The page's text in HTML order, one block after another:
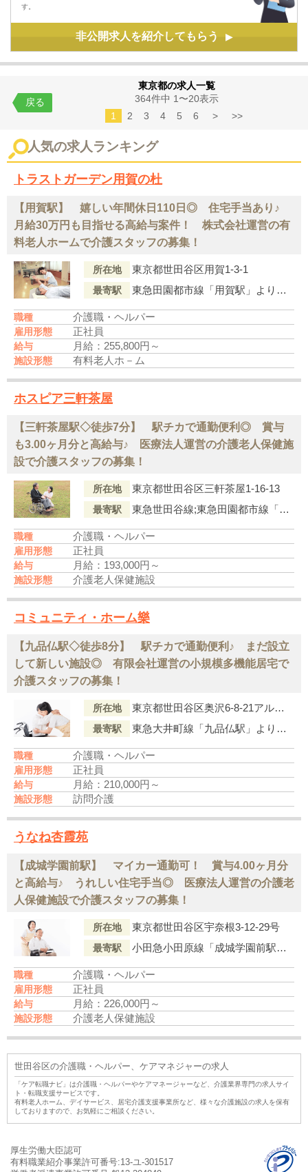
す。
非公開求人を紹介してもらう ▶
東京都の求人一覧
364件中 1〜20表示
1
2 3 4 5 6 > >>
戻る
人気の求人ランキング
トラストガーデン用賀の杜
【用賀駅】 嬉しい年間休日110日◎ 住宅手当あり♪
月給30万円も目指せる高給与案件！ 株式会社運営の有
料老人ホームで介護スタッフの募集！
所在地 東京都世田谷区用賀1-3-1
最寄駅 東急田園都市線「用賀駅」より徒歩14分
職種 介護職・ヘルパー
雇用形態 正社員
給与 月給：255,800円～
施設形態 有料老人ホ－ム
ホスピア三軒茶屋
【三軒茶屋駅◇徒歩7分】 駅チカで通勤便利◎ 賞与
も3.00ヶ月分と高給与♪ 医療法人運営の介護老人保健施
設で介護スタッフの募集！
所在地 東京都世田谷区三軒茶屋1-16-13
最寄駅 東急世田谷線;東急田園都市線「三軒茶屋駅」より徒歩7分
職種 介護職・ヘルパー
雇用形態 正社員
給与 月給：193,000円～
施設形態 介護老人保健施設
コミュニティ・ホーム樂
【九品仏駅◇徒歩8分】 駅チカで通勤便利♪ まだ設立
して新しい施設◎ 有限会社運営の小規模多機能居宅で
介護スタッフの募集！
所在地 東京都世田谷区奥沢6-8-21アルスＢ
最寄駅 東急大井町線「九品仏駅」より徒歩8分
職種 介護職・ヘルパー
雇用形態 正社員
給与 月給：210,000円～
施設形態 訪問介護
うなね杏霞苑
【成城学園前駅】 マイカー通勤可！ 賞与4.00ヶ月分
と高給与♪ うれしい住宅手当◎ 医療法人運営の介護老
人保健施設で介護スタッフの募集！
所在地 東京都世田谷区宇奈根3-12-29号
最寄駅 小田急小田原線「成城学園前駅」小田急バス・東急バス 二子玉川駅行き「永安寺」バス停下車 徒歩6分
職種 介護職・ヘルパー
雇用形態 正社員
給与 月給：226,000円～
施設形態 介護老人保健施設
世田谷区の介護職・ヘルパー、ケアマネジャーの求人
「ケア転職ナビ」は介護職・ヘルパーやケアマネージャーなど、介護業界専門の求人サイ
ト・転職支援サービスです。
有料老人ホーム、デイサービス、居宅介護支援事業所など、様々な介護施設の求人を保有
しておりますので、お気軽にご相談ください。
厚生労働大臣認可
有料職業紹介事業許可番号:13-ユ-301517